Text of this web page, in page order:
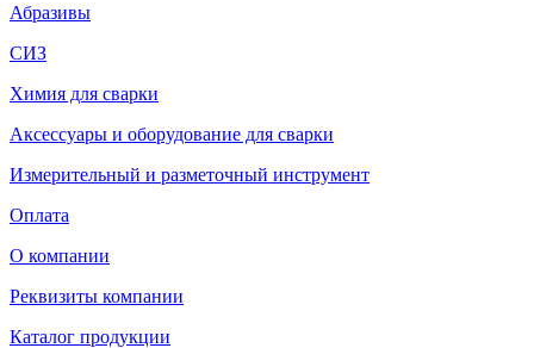
Абразивы
СИЗ
Химия для сварки
Аксессуары и оборудование для сварки
Измерительный и разметочный инструмент
Оплата
О компании
Реквизиты компании
Каталог продукции